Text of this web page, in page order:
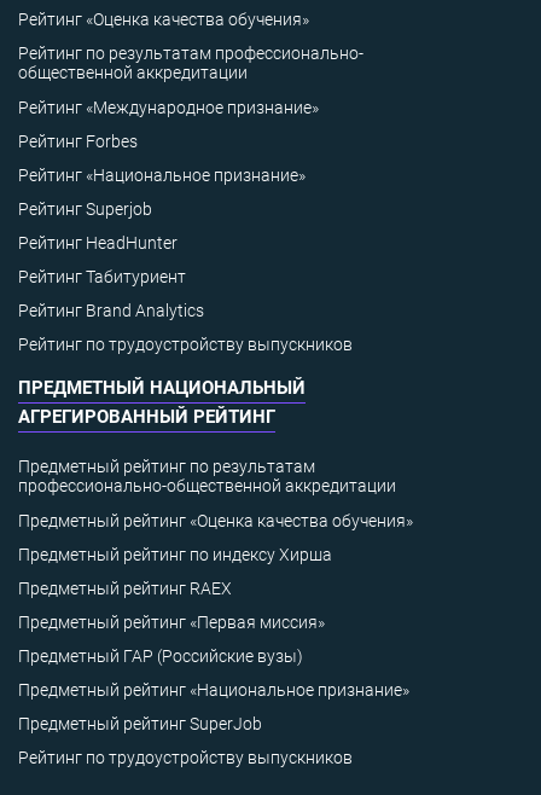
Рейтинг «Оценка качества обучения»
Рейтинг по результатам профессионально-
общественной аккредитации
Рейтинг «Международное признание»
Рейтинг Forbes
Рейтинг «Национальное признание»
Рейтинг Superjob
Рейтинг HeadHunter
Рейтинг Табитуриент
Рейтинг Brand Analytics
Рейтинг по трудоустройству выпускников
ПРЕДМЕТНЫЙ НАЦИОНАЛЬНЫЙ
АГРЕГИРОВАННЫЙ РЕЙТИНГ
Предметный рейтинг по результатам
профессионально-общественной аккредитации
Предметный рейтинг «Оценка качества обучения»
Предметный рейтинг по индексу Хирша
Предметный рейтинг RAEX
Предметный рейтинг «Первая миссия»
Предметный ГАР (Российские вузы)
Предметный рейтинг «Национальное признание»
Предметный рейтинг SuperJob
Рейтинг по трудоустройству выпускников